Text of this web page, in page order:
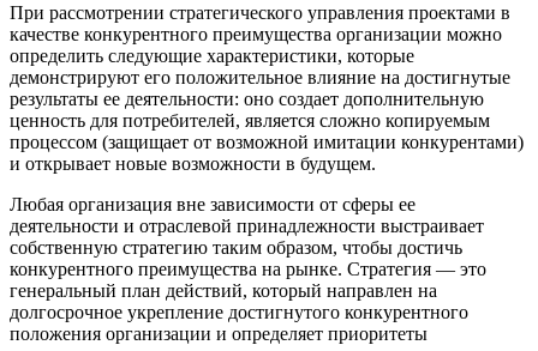
При рассмотрении стратегического управления проектами в
качестве конкурентного преимущества организации можно
определить следующие характеристики, которые
демонстрируют его положительное влияние на достигнутые
результаты ее деятельности: оно создает дополнительную
ценность для потребителей, является сложно копируемым
процессом (защищает от возможной имитации конкурентами)
и открывает новые возможности в будущем.
Любая организация вне зависимости от сферы ее
деятельности и отраслевой принадлежности выстраивает
собственную стратегию таким образом, чтобы достичь
конкурентного преимущества на рынке. Стратегия — это
генеральный план действий, который направлен на
долгосрочное укрепление достигнутого конкурентного
положения организации и определяет приоритеты